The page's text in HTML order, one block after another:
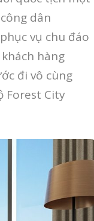
dân
vụ chu đáo
hàng
đi vô cùng
Forest City